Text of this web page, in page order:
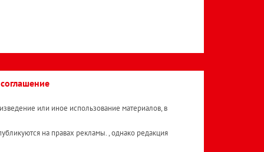
или иное использование материалов, в
на правах рекламы. , однако редакция